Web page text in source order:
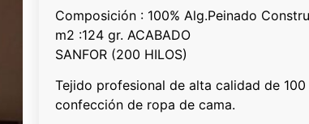
Composición : 100% Alg.Peinado
m2 :124 gr. ACABADO
SANFOR (200 HILOS)
Tejido profesional de alta calidad de
confección de ropa de cama.